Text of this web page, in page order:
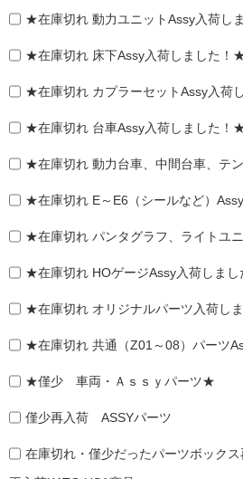
★在庫切れ 動力ユニットAssy入荷し
★在庫切れ 床下Assy入荷しました！
★在庫切れ カプラーセットAssy入荷
★在庫切れ 台車Assy入荷しました！
★在庫切れ 動力台車、中間台車、テ
★在庫切れ E～E6（シールなど）
★在庫切れ パンタグラフ、ライトユ
★在庫切れ HOゲージAssy入荷しま
★在庫切れ オリジナルパーツ入荷し
★在庫切れ 共通（Z01～08）パーツ
★僅少 車両・Ａｓｓｙパーツ★
僅少再入荷 ASSYパーツ
在庫切れ・僅少だったパーツボックス